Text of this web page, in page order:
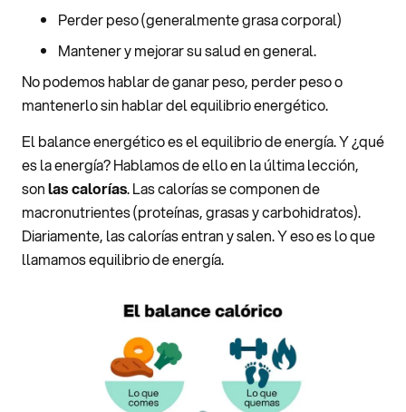
Perder peso (generalmente grasa corporal)
Mantener y mejorar su salud en general.
No podemos hablar de ganar peso, perder peso o
mantenerlo sin hablar del equilibrio energético.
El balance energético es el equilibrio de energía. Y ¿qué
es la energía? Hablamos de ello en la última lección,
sonlas calorías. Las calorías se componen de
macronutrientes (proteínas, grasas y carbohidratos).
Diariamente, las calorías entran y salen. Y eso es lo que
llamamos equilibrio de energía.